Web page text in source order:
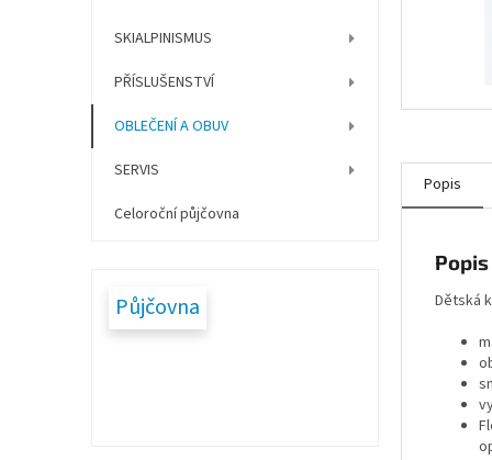
SKIALPINISMUS
PŘÍSLUŠENSTVÍ
OBLEČENÍ A OBUV
SERVIS
Celoroční půjčovna
Půjčovna
Popis
Dětská